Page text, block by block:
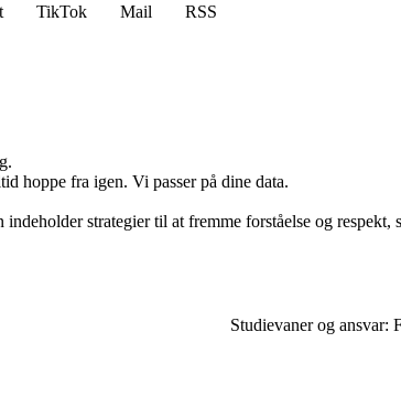
TikTok Mail
RSS
hoppe fra igen. Vi passer på dine data.
strategier til at fremme forståelse og respekt,
Studievaner og